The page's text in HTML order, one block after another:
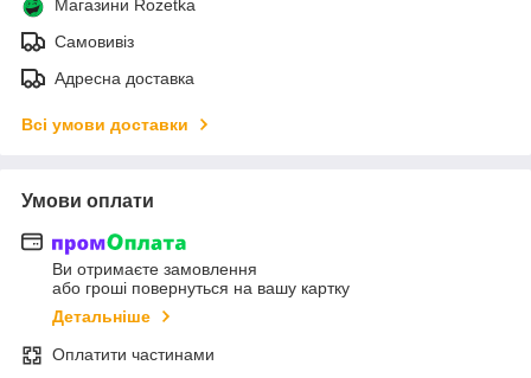
Магазини Rozetka
Самовивіз
Адресна доставка
Всі умови доставки
Умови оплати
Ви отримаєте замовлення
або гроші повернуться на вашу картку
Детальніше
Оплатити частинами